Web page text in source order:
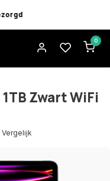
0
Zwart WiFi
Vergelijk